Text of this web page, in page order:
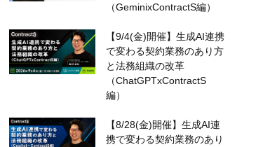
（GeminixContractS編）
【9/4(金)開催】生成AI連携
で変わる契約業務のあり方
と法務組織の改革
（ChatGPTxContractS
編）
【8/28(金)開催】生成AI連
携で変わる契約業務のあり